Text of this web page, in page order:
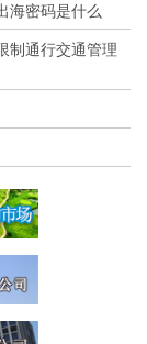
海密码是什么
制通行交通管理